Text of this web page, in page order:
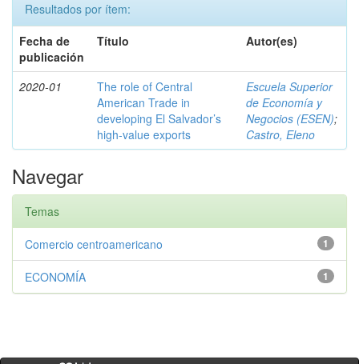
Resultados por ítem:
Fecha de
publicación
Título Autor(es)
2020-01
The role of Central
American Trade in
developing El Salvador’s
high-value exports
Escuela Superior
de Economía y
Negocios (ESEN);
Castro, Eleno
Navegar
Temas
1
Comercio centroamericano
1
ECONOMÍA